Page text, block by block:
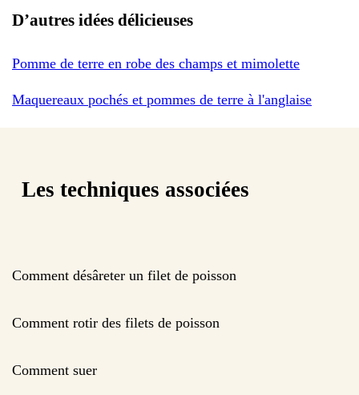
D’autres idées délicieuses
Pomme de terre en robe des champs et mimolette
Maquereaux pochés et pommes de terre à l'anglaise
Les techniques associées
Comment désâreter un filet de poisson
Comment rotir des filets de poisson
Comment suer